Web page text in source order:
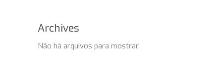
Archives
Não há arquivos para mostrar.